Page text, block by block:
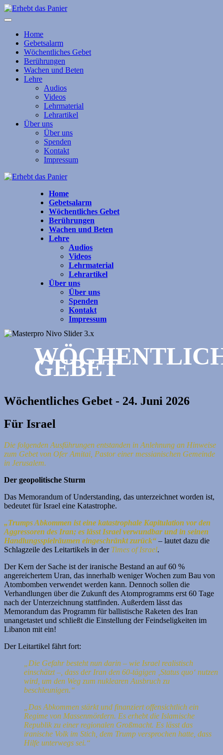
Home
Gebetsalarm
Wöchentliches Gebet
Berührungen
Wachen und Beten
Lehre
Audios
Videos
Lehrmaterial
Lehrartikel
Über uns
Über uns
Spenden
Kontakt
Impressum
Home
Gebetsalarm
Wöchentliches Gebet
Berührungen
Wachen und Beten
Lehre
Audios
Videos
Lehrmaterial
Lehrartikel
Über uns
Über uns
Spenden
Kontakt
Impressum
GEBET
Wöchentliches Gebet - 24. Juni 2026
Für Israel
Die folgenden Ausführungen entstanden in Anlehnung an Hinweise
zum Gebet von Ofer Amitai, Pastor einer messianischen Gemeinde
in Jerusalem.
Der geopolitische Sturm
Das Memorandum of Understanding, das unterzeichnet worden ist,
bedeutet für Israel eine Katastrophe.
„Trumps Abkommen ist eine katastrophale Kapitulation vor den
Aggressoren des Iran; es lässt Israel verwundbar und in seinen
Handlungsspielräumen eingeschränkt zurück“ – lautet dazu die
Schlagzeile des Leitartikels in der Times of Israel.
Der Kern der Sache ist der iranische Bestand an auf 60 %
angereichertem Uran, das innerhalb weniger Wochen zum Bau von
Atombomben verwendet werden kann. Dennoch sollen die
Verhandlungen über die Zukunft des Atomprogramms erst 60 Tage
nach der Unterzeichnung stattfinden. Außerdem lässt das
Memorandum das Programm für ballistische Raketen des Iran
unangetastet und schließt die Einstellung der Feindseligkeiten im
Libanon mit ein!
Der Leitartikel fährt fort:
„Die Gefahr besteht nun darin – wie Israel realistisch
einschätzt –, dass der Iran den 60-tägigen ‚Status quo‘ nutzen
wird, um den Weg zum nuklearen Ausbruch zu
beschleunigen.“
„Das Abkommen stärkt und finanziert offensichtlich ein
Regime von Massenmördern. Es erhebt die Islamische
Republik zu einer regionalen Großmacht. Es lässt das
iranische Volk im Stich, dem Trump versprochen hatte, dass
Hilfe unterwegs sei.“